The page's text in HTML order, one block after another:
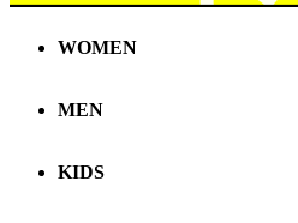
WOMEN
MEN
KIDS